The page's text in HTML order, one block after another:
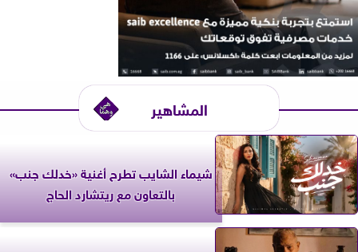
المشاهير
شيماء الشايب تطرح أغنية «خدلك جنب»
بالتعاون مع ريتشارد الحاج